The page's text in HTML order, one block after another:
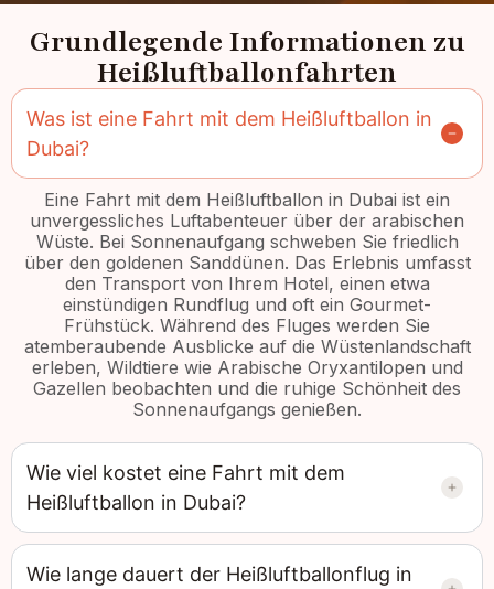
Grundlegende Informationen zu
Heißluftballonfahrten
Was ist eine Fahrt mit dem Heißluftballon in
Dubai?
Eine Fahrt mit dem Heißluftballon in Dubai ist ein
unvergessliches Luftabenteuer über der arabischen
Wüste. Bei Sonnenaufgang schweben Sie friedlich
über den goldenen Sanddünen. Das Erlebnis umfasst
den Transport von Ihrem Hotel, einen etwa
einstündigen Rundflug und oft ein Gourmet-
Frühstück. Während des Fluges werden Sie
atemberaubende Ausblicke auf die Wüstenlandschaft
erleben, Wildtiere wie Arabische Oryxantilopen und
Gazellen beobachten und die ruhige Schönheit des
Sonnenaufgangs genießen.
Wie viel kostet eine Fahrt mit dem
Heißluftballon in Dubai?
Wie lange dauert der Heißluftballonflug in